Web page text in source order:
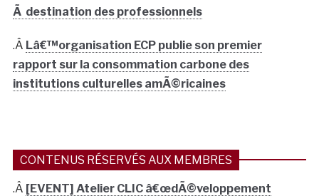
Ã destination des professionnels
.Â Lâ€™organisation ECP publie son premier
rapport sur la consommation carbone des
institutions culturelles amÃ©ricaines
CONTENUS RÉSERVÉS AUX MEMBRES
.Â [EVENT] Atelier CLIC â€œdÃ©veloppement